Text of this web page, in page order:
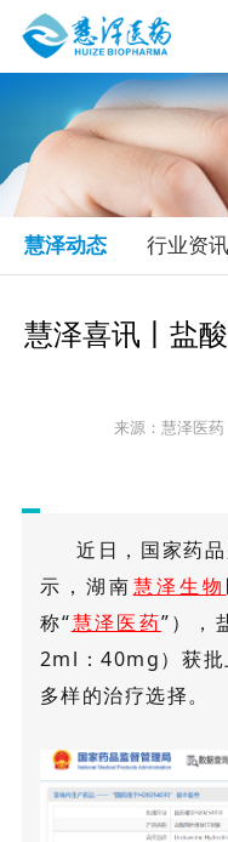
慧泽动态 行业资讯
慧泽喜讯丨盐
来源：慧泽医药
近日，国家药
示，湖南慧泽生物
称“慧泽医药”），
2ml：40mg）获批
多样的治疗选择。